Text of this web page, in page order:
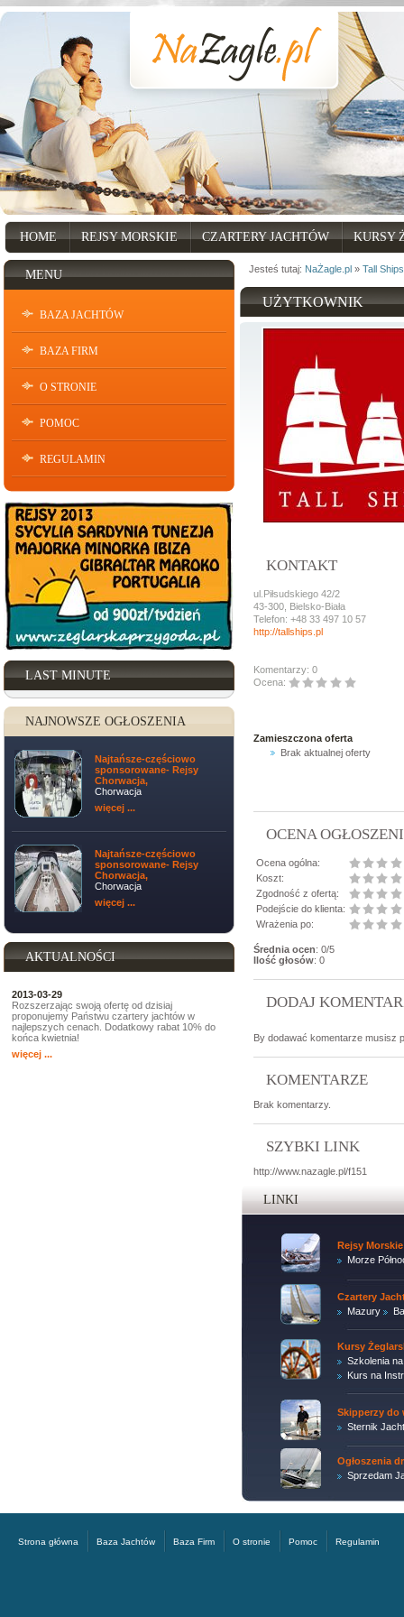
HOME REJSY MORSKIE CZARTERY JACHTÓW KURSY
MENU
BAZA JACHTÓW
BAZA FIRM
O STRONIE
POMOC
REGULAMIN
LAST MINUTE
NAJNOWSZE OGŁOSZENIA
Najtańsze-częściowo
sponsorowane- Rejsy
Chorwacja,
Chorwacja
więcej ...
Najtańsze-częściowo
sponsorowane- Rejsy
Chorwacja,
Chorwacja
więcej ...
AKTUALNOŚCI
2013-03-29
Rozszerzając swoją ofertę od dzisiaj
proponujemy Państwu czartery jachtów w
najlepszych cenach. Dodatkowy rabat 10% do
końca kwietnia!
więcej ...
Jesteś tutaj: NaŻagle.pl » Tall Ships
UŻYTKOWNIK
KONTAKT
ul.Piłsudskiego 42/2
43-300, Bielsko-Biała
Telefon: +48 33 497 10 57
http://tallships.pl
Komentarzy: 0
Ocena:
Zamieszczona oferta
Brak aktualnej oferty
OCENA
Ocena ogólna:
Koszt:
Zgodność z ofertą:
Podejście do klienta:
Wrażenia po:
Średnia ocen: 0/5
Ilość głosów: 0
DODAJ
By dodawać komentarze musisz
KOMENTARZE
Brak komentarzy.
SZYBKI LINK
http://www.nazagle.pl/f151
LINKI
Rejsy Morskie
Morze
Czartery
Mazury
Kursy
Szkolenia
Kurs na
Skipperzy do
Sternik
Ogłoszenia
Sprzedam
Strona główna Baza Jachtów Baza Firm O stronie Pomoc Regulamin